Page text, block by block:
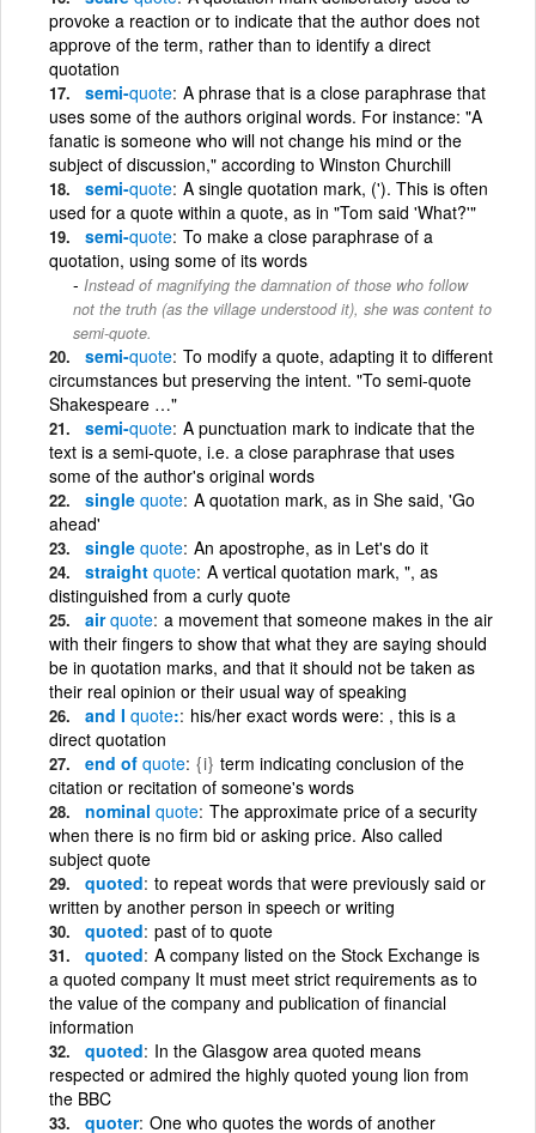
provoke a reaction or to indicate that the author does not
approve of the term, rather than to identify a direct
quotation
semi-quote A phrase that is a close paraphrase that
uses some of the authors original words. For instance: "A
fanatic is someone who will not change his mind or the
subject of discussion," according to Winston Churchill
semi-quote A single quotation mark, ('). This is often
used for a quote within a quote, as in "Tom said 'What?'"
semi-quote To make a close paraphrase of a
quotation, using some of its words
Instead of magnifying the damnation of those who follow
not the truth (as the village understood it), she was content to
semi-quote.
semi-quote To modify a quote, adapting it to different
circumstances but preserving the intent. "To semi-quote
Shakespeare …"
semi-quote A punctuation mark to indicate that the
text is a semi-quote, i.e. a close paraphrase that uses
some of the author's original words
single quote A quotation mark, as in She said, 'Go
ahead'
single quote An apostrophe, as in Let's do it
straight quote A vertical quotation mark, ", as
distinguished from a curly quote
airquote a movement that someone makes in the air
with their fingers to show that what they are saying should
be in quotation marks, and that it should not be taken as
their real opinion or their usual way of speaking
and I quote: his/her exact words were: , this is a
direct quotation
end of quote {i} term indicating conclusion of the
citation or recitation of someone's words
nominal quote The approximate price of a security
when there is no firm bid or asking price. Also called
subject quote
quoted to repeat words that were previously said or
written by another person in speech or writing
quoted past of to quote
quoted A company listed on the Stock Exchange is
a quoted company It must meet strict requirements as to
the value of the company and publication of financial
information
quoted In the Glasgow area quoted means
respected or admired the highly quoted young lion from
the BBC
quoter One who quotes the words of another